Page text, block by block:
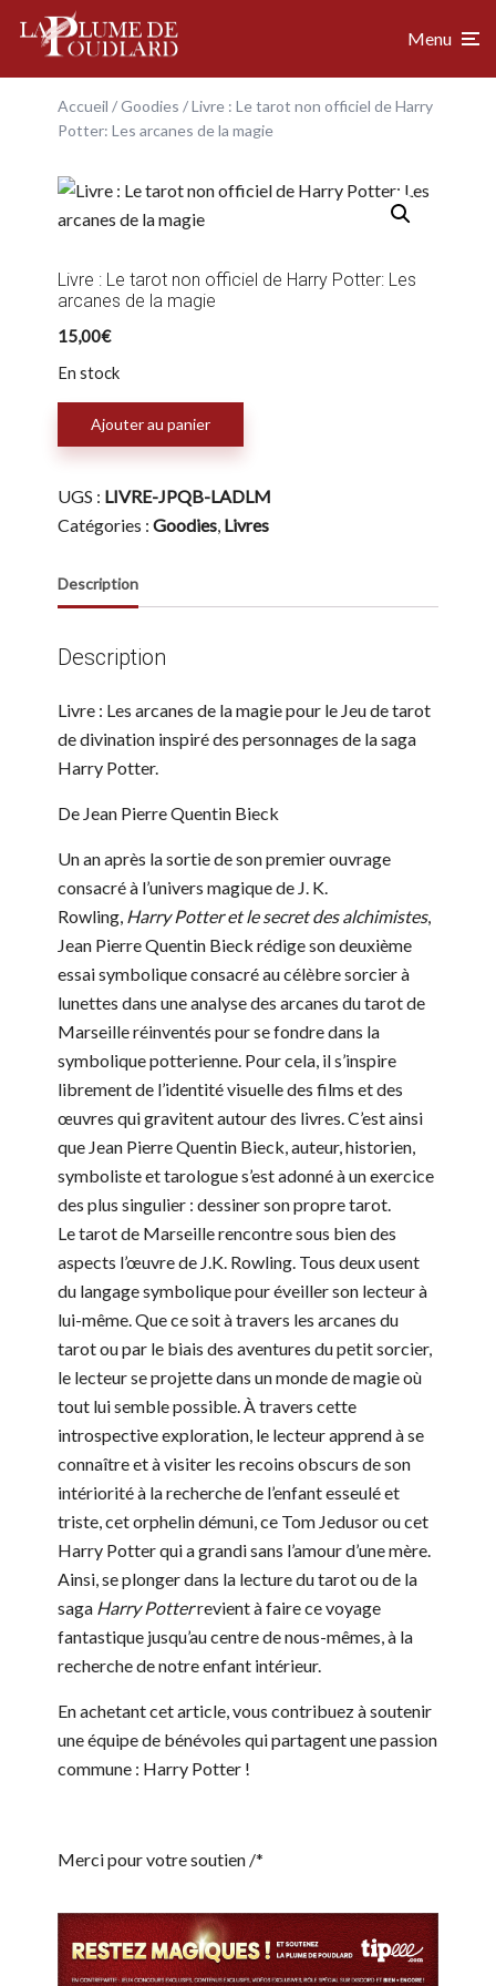
Menu
Accueil /Goodies / Livre : Le tarot non officiel de Harry
Potter: Les arcanes de la magie
Livre : Le tarot non officiel de Harry Potter: Les
arcanes de la magie
15,00€
En stock
Livre
tarot
non
officiel
Potter:
Les
Ajouter au panier
UGS : LIVRE-JPQB-LADLM
Catégories : Goodies, Livres
Description
Description
Livre : Les arcanes de la magie pour le Jeu de tarot
de divination inspiré des personnages de la saga
Harry Potter.
De Jean Pierre Quentin Bieck
Un an après la sortie de son premier ouvrage
consacré à l’univers magique de J. K.
Rowling, Harry Potter et le secret des alchimistes,
Jean Pierre Quentin Bieck rédige son deuxième
essai symbolique consacré au célèbre sorcier à
lunettes dans une analyse des arcanes du tarot de
Marseille réinventés pour se fondre dans la
symbolique potterienne. Pour cela, il s’inspire
librement de l’identité visuelle des films et des
œuvres qui gravitent autour des livres. C’est ainsi
que Jean Pierre Quentin Bieck, auteur, historien,
symboliste et tarologue s’est adonné à un exercice
des plus singulier : dessiner son propre tarot.
Le tarot de Marseille rencontre sous bien des
aspects l’œuvre de J.K. Rowling. Tous deux usent
du langage symbolique pour éveiller son lecteur à
lui-même. Que ce soit à travers les arcanes du
tarot ou par le biais des aventures du petit sorcier,
le lecteur se projette dans un monde de magie où
tout lui semble possible. À travers cette
introspective exploration, le lecteur apprend à se
connaître et à visiter les recoins obscurs de son
intériorité à la recherche de l’enfant esseulé et
triste, cet orphelin démuni, ce Tom Jedusor ou cet
Harry Potter qui a grandi sans l’amour d’une mère.
Ainsi, se plonger dans la lecture du tarot ou de la
saga Harry Potterrevient à faire ce voyage
fantastique jusqu’au centre de nous-mêmes, à la
recherche de notre enfant intérieur.
En achetant cet article, vous contribuez à soutenir
une équipe de bénévoles qui partagent une passion
commune : Harry Potter !
Merci pour votre soutien /*